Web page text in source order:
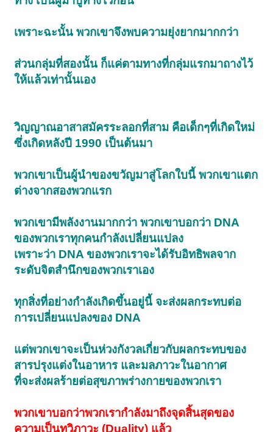
เพราะฉะนั้น พวกเขาจึงพบความยุ่งยากมากกว่า
ส่วนกลุ่มที่สองนั้น ก็แค่ตามทางที่กลุ่มแรกมาถางไว้
ให้แล้วเท่านั้นเอง
วิญญาณอาสาสมัครระลอกที่สาม คือเด็กๆที่เกิดใหม่
ซึ่งเกิดหลังปี 1990 เป็นต้นมา
พวกเขาเป็นผู้นำของขวัญมาสู่โลกใบนี้ พวกเขาแตก
ต่างจากสองพวกแรก
พวกเขามีพลังงานมากกว่า พวกเขาบอกว่า DNA
ของพวกเราทุกคนกำลังเปลี่ยนแปลง
เพราะว่า DNA ของพวกเราจะได้รับอิทธิพลจาก
ระดับจิตสำนึกของพวกเราเอง
ทุกสิ่งที่อย่างกำลังเกิดขึ้นอยู่นี้ จะส่งผลกระทบต่อ
การเปลี่ยนแปลงของ DNA
แต่พวกเขาจะเป็นห่วงกังวลเกี่ยวกับผลกระทบของ
สารปรุงแต่งในอาหาร และมลภาวะในอากาศ
ที่จะส่งผลร้ายต่อสุขภาพร่างกายของพวกเรา
พวกเขาบอกว่าพวกเรากำลังมาถึงจุดสิ้นสุดของ
ความเป็นทวิภาวะ (Duality) แล้ว